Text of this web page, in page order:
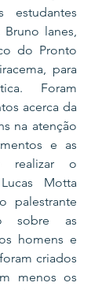
estudantes
lanes,
do Pronto
para
Foram
acerca da
na atenção
e as
realizar o
Motta
palestrante
sobre as
homens e
criados
menos os